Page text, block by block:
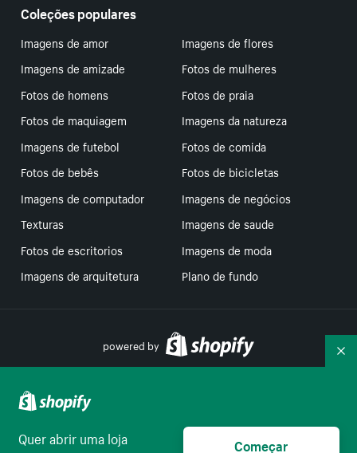
Coleções populares
Imagens de amor
Imagens de flores
Imagens de amizade
Fotos de mulheres
Fotos de homens
Fotos de praia
Fotos de maquiagem
Imagens da natureza
Imagens de futebol
Fotos de comida
Fotos de bebês
Fotos de bicicletas
Imagens de computador
Imagens de negócios
Texturas
Imagens de saude
Fotos de escritorios
Imagens de moda
Imagens de arquitetura
Plano de fundo
powered by
Suas escolhas de privacidade
Quer abrir uma loja
Começar